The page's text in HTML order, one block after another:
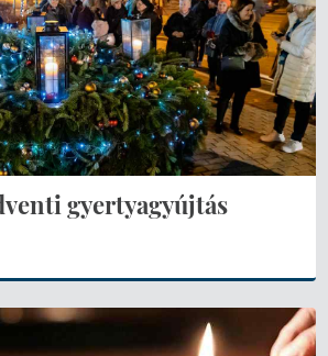
gyertyagyújtás